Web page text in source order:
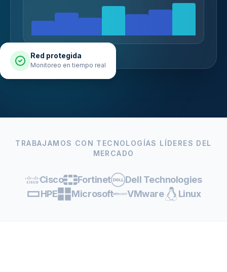
Red protegida
Monitoreo en tiempo real
TRABAJAMOS CON TECNOLOGÍAS LÍDERES DEL
MERCADO
Cisco Fortinet
Dell Technologies
HPE
Microsoft VMware Linux